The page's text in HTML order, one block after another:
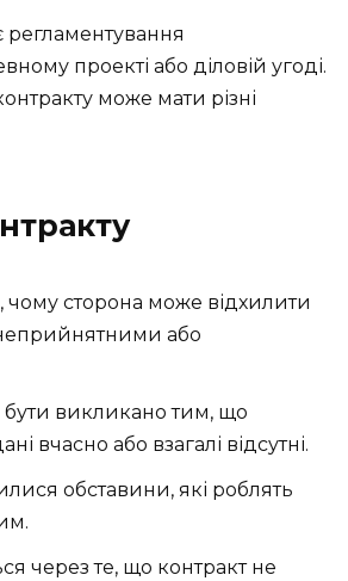
проекті або діловій угоді.
може мати різні
чому сторона може відхилити
неприйнятними або
бути викликано тим, що
вчасно або взагалі відсутні.
обставини, які роблять
через те, що контракт не